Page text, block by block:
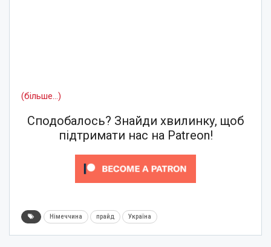
(більше…)
Сподобалось? Знайди хвилинку, щоб
підтримати нас на Patreon!
Німеччина прайд Україна